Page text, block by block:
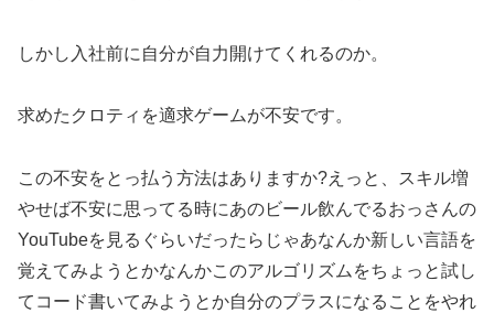
しかし入社前に自分が自力開けてくれるのか。
求めたクロティを適求ゲームが不安です。
この不安をとっ払う方法はありますか?えっと、スキル増
やせば不安に思ってる時にあのビール飲んでるおっさんの
YouTubeを見るぐらいだったらじゃあなんか新しい言語を
覚えてみようとかなんかこのアルゴリズムをちょっと試し
てコード書いてみようとか自分のプラスになることをやれ